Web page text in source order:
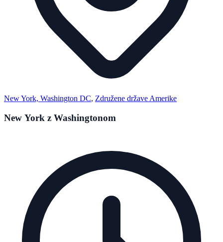
New York, Washington DC, Združene države Amerike
New York z Washingtonom